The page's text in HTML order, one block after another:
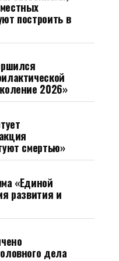
построить в
2026»
смертью»
«Единой
развития и
дела